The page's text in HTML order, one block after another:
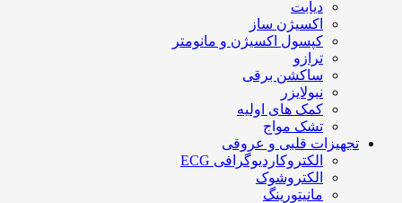
دیابت
اکسیژن ساز
کپسول اکسیژن و مانومتر
ترازو
ساکشن برقی
نبولایزر
کمک های اولیه
تشک مواج
تجهیزات قلبی و عروقی
الکتروکاردیوگرافی ECG
الکتروشوک
مانیتورینگ